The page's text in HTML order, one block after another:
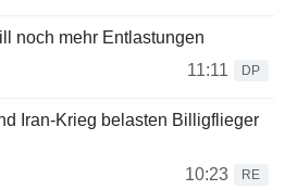
noch mehr Entlastungen
11:11
DP
Iran-Krieg belasten Billigflieger
10:23
RE